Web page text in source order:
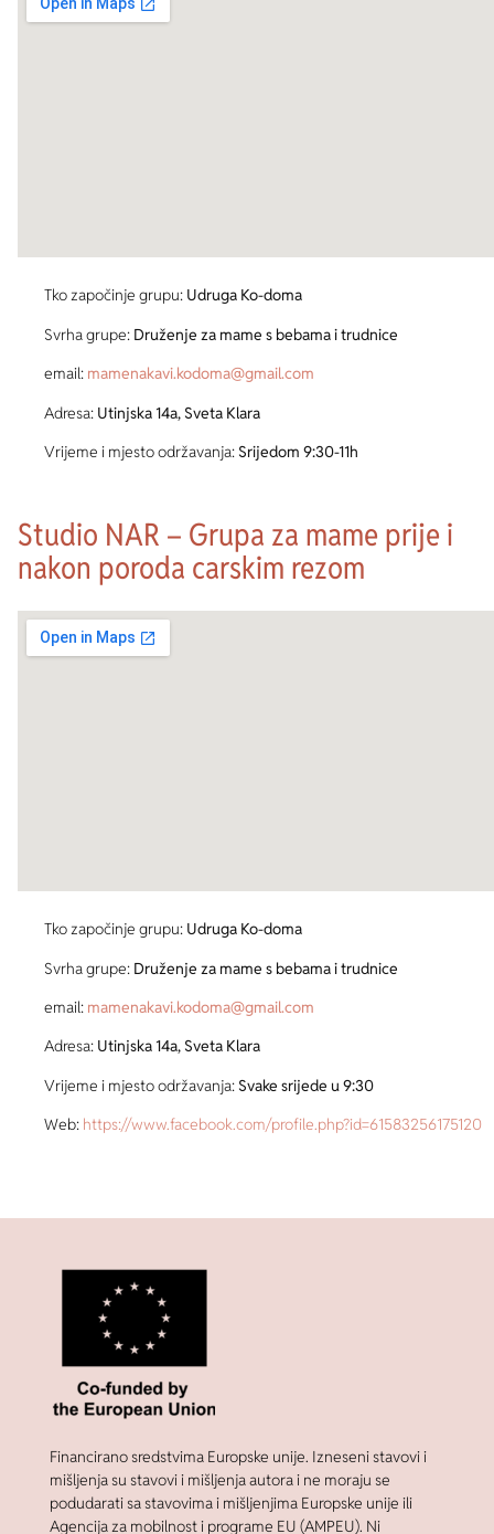
Tko započinje grupu: Udruga Ko-doma
Svrha grupe: Druženje za mame s bebama i trudnice
email: mamenakavi.kodoma@gmail.com
Adresa: Utinjska 14a, Sveta Klara
Vrijeme i mjesto održavanja: Srijedom 9:30-11h
Studio NAR – Grupa za mame prije i
nakon poroda carskim rezom
Tko započinje grupu: Udruga Ko-doma
Svrha grupe: Druženje za mame s bebama i trudnice
email: mamenakavi.kodoma@gmail.com
Adresa: Utinjska 14a, Sveta Klara
Vrijeme i mjesto održavanja: Svake srijede u 9:30
Web: https://www.facebook.com/profile.php?id=61583256175120
Financirano sredstvima Europske unije. Izneseni stavovi i
mišljenja su stavovi i mišljenja autora i ne moraju se
podudarati sa stavovima i mišljenjima Europske unije ili
Agencija za mobilnost i programe EU (AMPEU). Ni